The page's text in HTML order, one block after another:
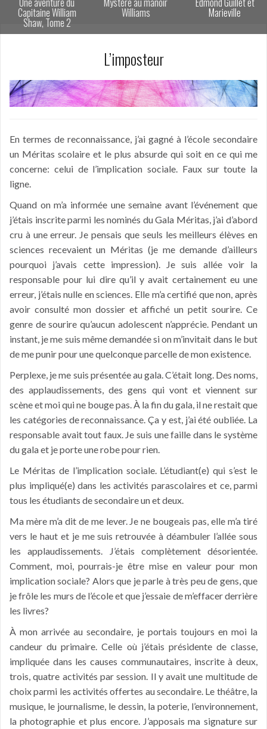
Capitaine William
Shaw, Tome 2
Williams Marieville
L’imposteur
En termes de reconnaissance, j’ai gagné à l’école secondaire
un Méritas scolaire et le plus absurde qui soit en ce qui me
concerne: celui de l’implication sociale. Faux sur toute la
ligne.
Quand on m’a informée une semaine avant l’événement que
j’étais inscrite parmi les nominés du Gala Méritas, j’ai d’abord
cru à une erreur. Je pensais que seuls les meilleurs élèves en
sciences recevaient un Méritas (je me demande d’ailleurs
pourquoi j’avais cette impression). Je suis allée voir la
responsable pour lui dire qu’il y avait certainement eu une
erreur, j’étais nulle en sciences. Elle m’a certifié que non, après
avoir consulté mon dossier et affiché un petit sourire. Ce
genre de sourire qu’aucun adolescent n’apprécie. Pendant un
instant, je me suis même demandée si on m’invitait dans le but
de me punir pour une quelconque parcelle de mon existence.
Perplexe, je me suis présentée au gala. C’était long. Des noms,
des applaudissements, des gens qui vont et viennent sur
scène et moi qui ne bouge pas. À la fin du gala, il ne restait que
les catégories de reconnaissance. Ça y est, j’ai été oubliée. La
responsable avait tout faux. Je suis une faille dans le système
du gala et je porte une robe pour rien.
Le Méritas de l’implication sociale. L’étudiant(e) qui s’est le
plus impliqué(e) dans les activités parascolaires et ce, parmi
tous les étudiants de secondaire un et deux.
Ma mère m’a dit de me lever. Je ne bougeais pas, elle m’a tiré
vers le haut et je me suis retrouvée à déambuler l’allée sous
les applaudissements. J’étais complètement désorientée.
Comment, moi, pourrais-je être mise en valeur pour mon
implication sociale? Alors que je parle à très peu de gens, que
je frôle les murs de l’école et que j’essaie de m’effacer derrière
les livres?
À mon arrivée au secondaire, je portais toujours en moi la
candeur du primaire. Celle où j’étais présidente de classe,
impliquée dans les causes communautaires, inscrite à deux,
trois, quatre activités par session. Il y avait une multitude de
choix parmi les activités offertes au secondaire. Le théâtre, la
musique, le journalisme, le dessin, la poterie, l’environnement,
la photographie et plus encore. J’apposais ma signature sur